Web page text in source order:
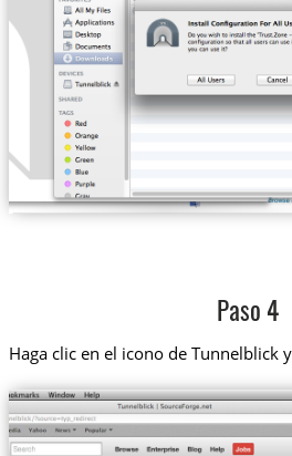
Paso 4
Haga clic en el icono de Tunnelblick